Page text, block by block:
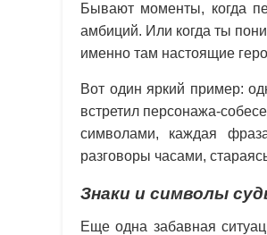
Бывают моменты, когда
амбиций. Или когда ты
именно там настоящие
Вот один яркий пример:
встретил персонажа-
символами, каждая
разговоры часами,
Знаки и символы
Еще одна забавная